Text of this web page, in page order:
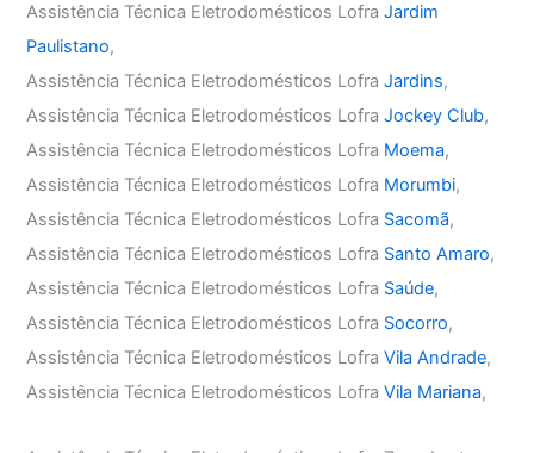
Assistência Técnica Eletrodomésticos LofraJardim
Paulistano,
Assistência Técnica Eletrodomésticos LofraJardins,
Assistência Técnica Eletrodomésticos LofraJockey Club,
Assistência Técnica Eletrodomésticos Lofra Moema,
Assistência Técnica Eletrodomésticos Lofra Morumbi,
Assistência Técnica Eletrodomésticos Lofra Sacomã,
Assistência Técnica Eletrodomésticos Lofra Santo Amaro,
Assistência Técnica Eletrodomésticos Lofra Saúde,
Assistência Técnica Eletrodomésticos Lofra Socorro,
Assistência Técnica Eletrodomésticos LofraVila Andrade,
Assistência Técnica Eletrodomésticos LofraVila Mariana,